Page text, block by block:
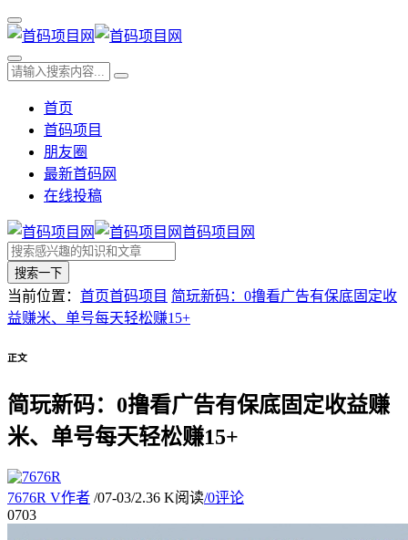
首页
首码项目
朋友圈
最新首码网
在线投稿
首码项目网
搜索一下
当前位置： 首页首码项目 简玩新码：0撸看广告有保底固定收
益赚米、单号每天轻松赚15+
正文
简玩新码：0撸看广告有保底固定收益赚
米、单号每天轻松赚15+
7676R V作者 /07-03/2.36 K阅读/0评论
0703